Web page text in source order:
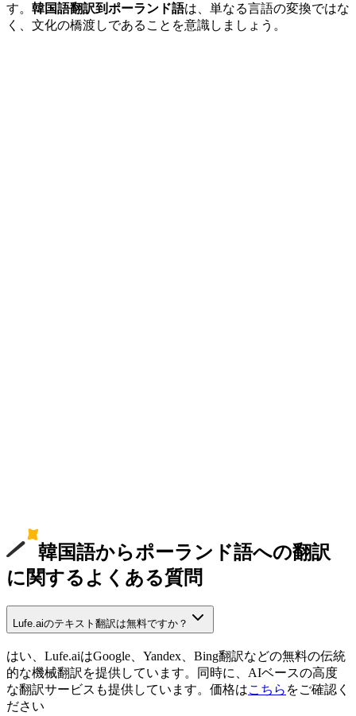
す。 韓国語翻訳到ポーランド語は、単なる言語の変換ではな
く、文化の橋渡しであることを意識しましょう。
韓国語からポーランド語への翻訳
に関するよくある質問
Lufe.aiのテキスト翻訳は無料ですか？
はい、Lufe.aiはGoogle、Yandex、Bing翻訳などの無料の伝統
的な機械翻訳を提供しています。同時に、AIベースの高度
な翻訳サービスも提供しています。価格はこちら をご確認く
ださい